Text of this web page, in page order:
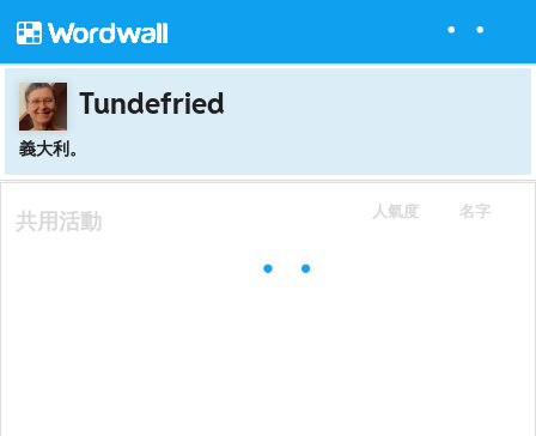
Tundefried
義大利。
人氣度 名字
共用活動